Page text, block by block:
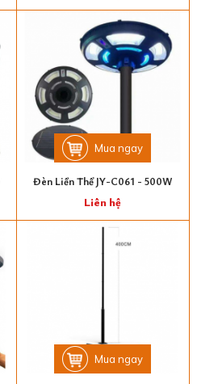
Mua ngay
Đèn Liền Thể JY-C061 - 500W
Liên hệ
Mua ngay